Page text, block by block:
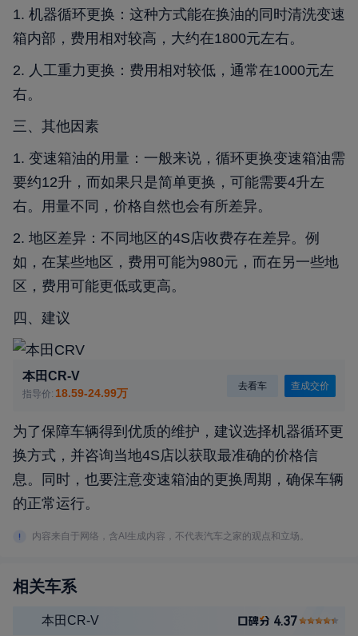
1. 机器循环更换：这种方式能在换油的同时清洗变速
箱内部，费用相对较高，大约在1800元左右。
2. 人工重力更换：费用相对较低，通常在1000元左
右。
三、其他因素
1. 变速箱油的用量：一般来说，循环更换变速箱油需
要约12升，而如果只是简单更换，可能需要4升左
右。用量不同，价格自然也会有所差异。
2. 地区差异：不同地区的4S店收费存在差异。例
如，在某些地区，费用可能为980元，而在另一些地
区，费用可能更低或更高。
四、建议
本田CR-V
指导价: 18.59-24.99万
去看车 查成交价
为了保障车辆得到优质的维护，建议选择机器循环更
换方式，并咨询当地4S店以获取最准确的价格信
息。同时，也要注意变速箱油的更换周期，确保车辆
的正常运行。
内容来自于网络，含AI生成内容，不代表汽车之家的观点和立场。
相关车系
本田CR-V 4.37